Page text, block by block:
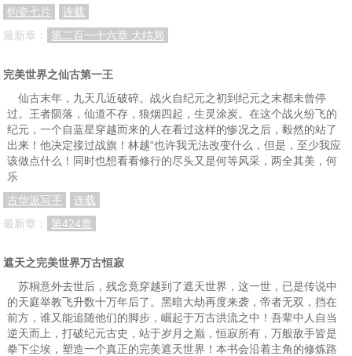
钧瓷七片
连载
最新章：
第二百一十六章 大结局
完美世界之仙古第一王
仙古末年，九天几近破碎。战火自纪元之初到纪元之末都未曾停
过。王者陨落，仙道不存，狼烟四起，生灵涂炭。在这个战火纷飞的
纪元，一个自蓝星穿越而来的人在看过这样的惨况之后，毅然的站了
出来！他决定接过战旗！林越“也许我无法改变什么，但是，至少我应
该做点什么！同时也想看看修行的尽头又是何等风采，两全其美，何
乐
古华派写手
连载
最新章：
第424章
遮天之完美世界万古恒寂
苏桐意外去世后，残念竟穿越到了遮天世界，这一世，已是传说中
的天庭举教飞升数十万年后了。黑暗大劫再度来袭，帝者无双，挡在
前方，谁又能追随他们的脚步，崛起于万古洪流之中！吾辈中人自当
逆天而上，打破纪元古史，站于岁月之巅，恒寂所有，万般敌手皆是
拳下尘埃，塑造一个真正的完美遮天世界！本书会沿着主角的修炼路